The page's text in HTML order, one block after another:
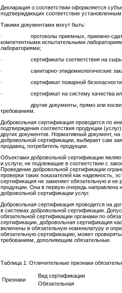
Декларация о соответствии оформляется
подтверждающих соответствие
Такими документами могут быть:
· протоколы приемных, приемно-
компетентными испытательными
лабораториями;
· сертификаты соответствия на сырье,
· санитарно-эпидемиологические
· сертификат пожарной
· сертификат на систему качества или
· другие документы, прямо или косвенно
требованиям.
Добровольная сертификация проводится по
подтверждения соответствия продукции
других документов. Нормативный документ,
добровольной сертификации, выбирает сам
продавец, потребитель продукции.
Объектами добровольной сертификации
и услуги, не подлежащие в соответствии с
Проведение добровольной сертификации
проверки таких показателей как надежность,
сертификация не заменяет обязательную и ее
продукции. Она в первую очередь направлена
добровольной сертификации услуг.
Добровольная сертификация проводится на
в системах добровольной сертификации.
обязательной сертификации органами по
сертификации, добровольная сертификация
включены в обязательную номенклатуру и
обязательную сертификацию, может
требованиям, дополняющим обязательные.
Таблица 1: Отличительные признаки
Признаки
Вид сертификации
Обязательная